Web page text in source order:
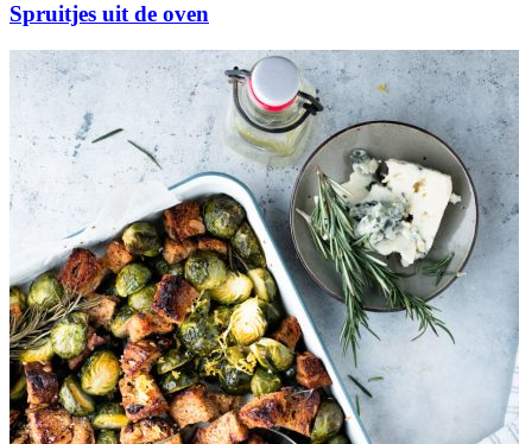
Spruitjes uit de oven